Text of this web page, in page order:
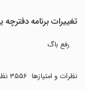
تغییرات برنامه
رفع باگ
نظرات و امتیازها